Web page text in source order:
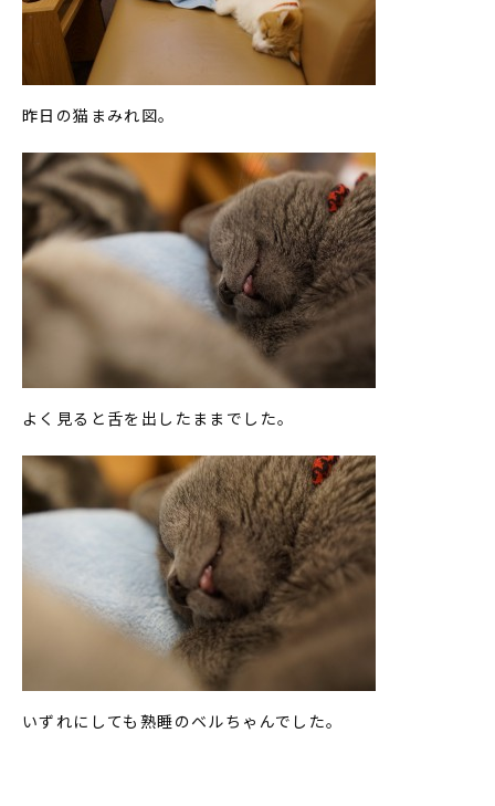
昨日の猫まみれ図。
よく見ると舌を出したままでした。
いずれにしても熟睡のベルちゃんでした。